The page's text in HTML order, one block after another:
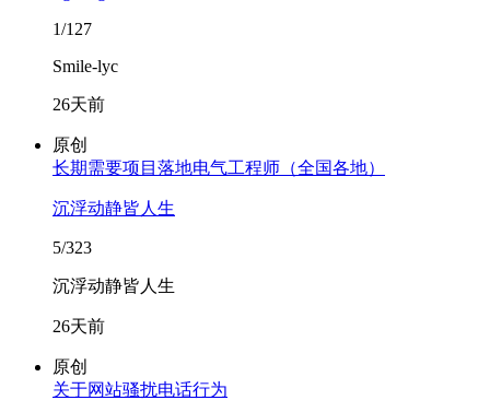
1/127
Smile-lyc
26天前
原创
长期需要项目落地电气工程师（全国各地）
沉浮动静皆人生
5/323
沉浮动静皆人生
26天前
原创
关于网站骚扰电话行为